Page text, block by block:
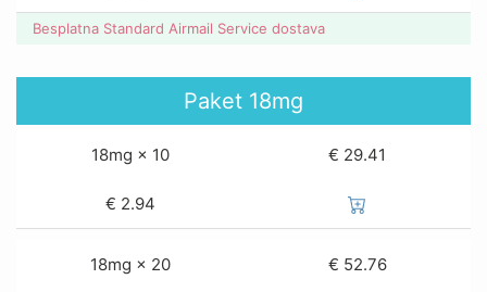
Besplatna Standard Airmail Service dostava
Paket 18mg
18mg × 10 € 29.41
€ 2.94
18mg × 20 € 52.76